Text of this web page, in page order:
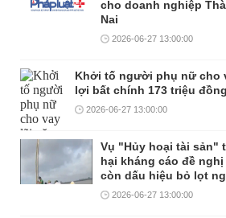
cho doanh nghiệp
Nai
2026-06-27 13:00:00
Khởi tố người phụ nữ cho
lợi bất chính 173 triệu đồng
2026-06-27 13:00:00
Vụ "Hủy hoại tài sản"
hại kháng cáo đề
còn dấu hiệu bỏ lọt
2026-06-27 13:00:00